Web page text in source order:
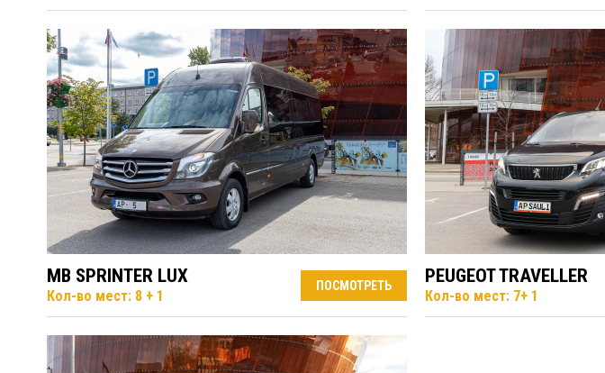
MB SPRINTER LUX
Кол-во мест: 8 + 1
ПОСМОТРЕТЬ PEUGEOT TRAVELLER
Кол-во мест: 7+ 1